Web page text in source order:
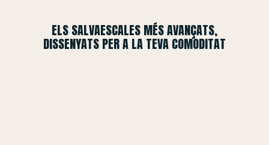
ELS SALVAESCALES MÉS AVANÇATS,
DISSENYATS PER A LA TEVA COMODITAT